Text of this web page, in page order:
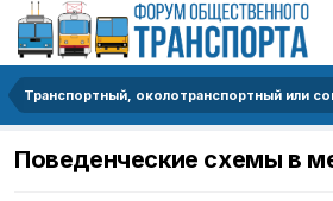
Поведенческие схемы в